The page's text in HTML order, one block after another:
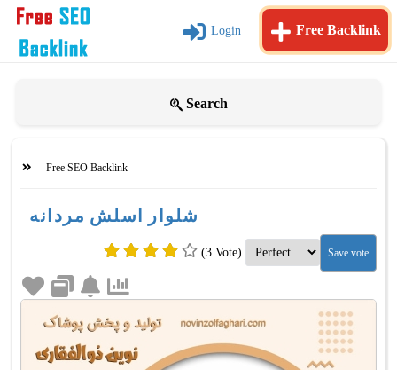
Login Free Backlink
Search
Free SEO Backlink
شلوار اسلش مردانه
(3 Vote)